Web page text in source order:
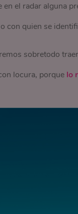
en el radar alguna
con quien se
sobretodo
locura, porque lo